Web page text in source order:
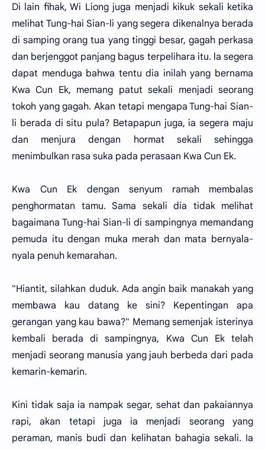
Di lain fihak, Wi Liong juga menjadi kikuk sekali ketika
melihat Tung-hai Sian-li yang segera dikenalnya berada
di samping orang tua yang tinggi besar, gagah perkasa
dan berjenggot panjang bagus terpelihara itu. la segera
dapat menduga bahwa tentu dia inilah yang bernama
Kwa Cun Ek, memang patut sekali menjadi seorang
tokoh yang gagah. Akan tetapi mengapa Tung-hai Sian-
li berada di situ pula? Betapapun juga, ia segera maju
dan menjura dengan hormat sekali sehingga
menimbulkan rasa suka pada perasaan Kwa Cun Ek.
Kwa Cun Ek dengan senyum ramah membalas
penghormatan tamu. Sama sekali dia tidak melihat
bagaimana Tung-hai Sian-li di sampingnya memandang
pemuda itu dengan muka merah dan mata bernyala-
nyala penuh kemarahan.
"Hiantit, silahkan duduk. Ada angin baik manakah yang
membawa kau datang ke sini? Kepentingan apa
gerangan yang kau bawa?" Memang semenjak isterinya
kembali berada di sampingnya, Kwa Cun Ek telah
menjadi seorang manusia yang jauh berbeda dari pada
kemarin-kemarin.
Kini tidak saja ia nampak segar, sehat dan pakaiannya
rapi, akan tetapi juga ia menjadi seorang yang
peraman, manis budi dan kelihatan bahagia sekali. Ia